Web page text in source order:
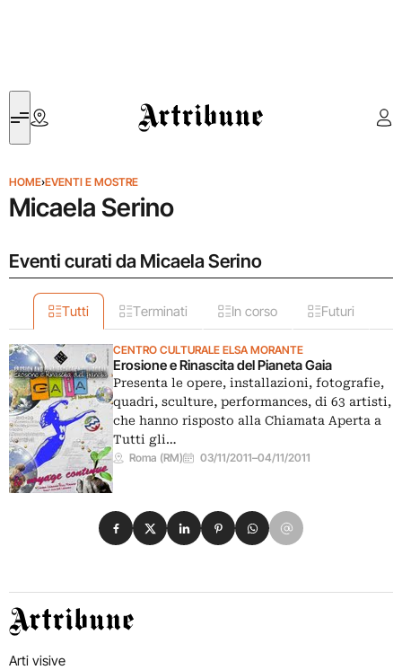
Artribune
HOME›EVENTI E MOSTRE
Micaela Serino
Eventi curati da Micaela Serino
Tutti Terminati In corso Futuri
CENTRO CULTURALE ELSA MORANTE
Erosione e Rinascita del Pianeta Gaia
Presenta le opere, installazioni, fotografie,
quadri, sculture, performances, di 63 artisti,
che hanno risposto alla Chiamata Aperta a
Tutti gli…
Roma (RM) 03/11/2011–04/11/2011
Condividi su Facebook
Condividi su X
Condividi su LinkedIn
Condividi su Pinterest
Condividi su WhatsApp
Condividi su Email
Artribune
Arti visive